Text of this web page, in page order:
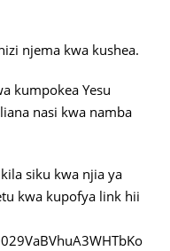
njema kwa kushea.
kumpokea Yesu
nasi kwa namba
siku kwa njia ya
kwa kupofya link hii